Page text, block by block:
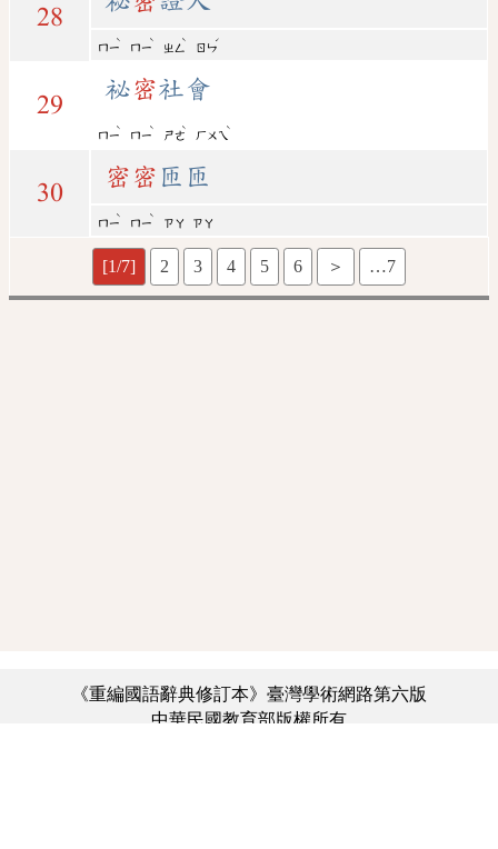
28
ㄇㄧ
ˋ
ㄇㄧ
ˋ
ㄓㄥ
ˋ
ㄖㄣ
ˊ
29
祕密社會
ㄇㄧ
ˋ
ㄇㄧ
ˋ
ㄕㄜ
ˋ
ㄏㄨㄟ
ˋ
30
密 密 匝匝
ㄇㄧ
ˋ
ㄇㄧ
ˋ
ㄗㄚ ㄗㄚ
[1/7] 2 3 4 5 6 ＞ …7
《重編國語辭典修訂本》臺灣學術網路第六版
中華民國教育部版權所有